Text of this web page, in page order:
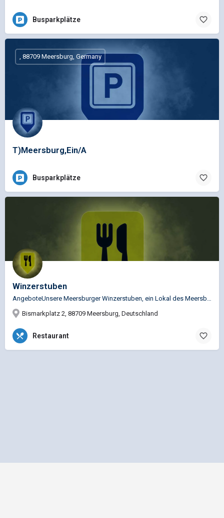
Busparkplätze
T)Meersburg,Ein/A
, 88709 Meersburg, Germany
Busparkplätze
Winzerstuben
Bismarkplatz 2, 88709 Meersburg, Deutschland
Restaurant